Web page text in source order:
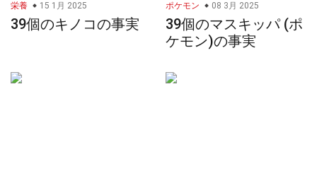
栄養 15 1月 2025
39個のキノコの事実
ポケモン 08 3月 2025
39個のマスキッパ (ポ
ケモン)の事実